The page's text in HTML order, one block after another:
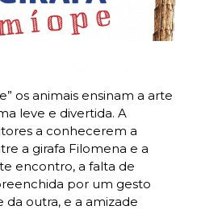
os animais ensinam a arte
leve e divertida. A
a conhecerem a
a girafa Filomena e a
encontro, a falta de
por um gesto
outra, e a amizade